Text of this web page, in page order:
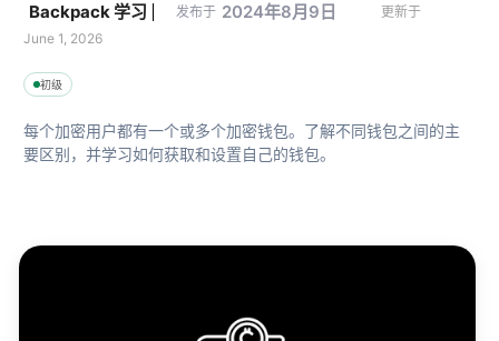
Backpack 学习 发布于 2024年8月9日
更新于
June 1, 2026
初级
每个加密用户都有一个或多个加密钱包。了解不同钱包之间的主
要区别，并学习如何获取和设置自己的钱包。